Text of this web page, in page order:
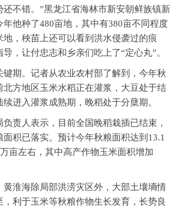
不错。”黑龙江省海林市新安朝鲜族镇新
他种了480亩地，其中有380亩不同程度
地，秧苗上还可以看到洪水侵袭过的痕
，让付忠志和乡亲们吃上了“定心丸”。
键期。记者从农业农村部了解到，今年秋
北方地区玉米水稻正在灌浆，大豆处于结
进入灌浆成熟期，晚稻处于分蘖期。
责人表示，目前全国晚稻栽插已结束，
积已落实。预计今年秋粮面积达到13.1
亩左右，其中高产作物玉米面积增加
黄淮海除局部洪涝灾区外，大部土壤墒情
利于玉米等秋粮作物生长发育，长势良